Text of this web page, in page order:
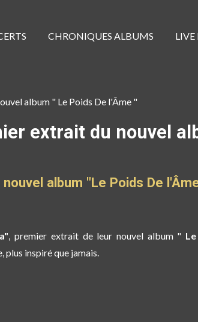
CHRONIQUES ALBUMS LIVE
album " Le Poids De l'Âme "
extrait du nouvel
album "Le Poids De
, premier extrait de leur nouvel album "
plus inspiré que jamais.